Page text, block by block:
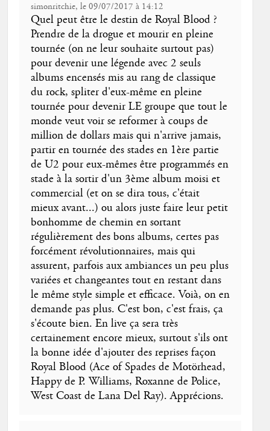
simonritchie, le 09/07/2017 à 14:12
Quel peut être le destin de Royal Blood ?
Prendre de la drogue et mourir en pleine
tournée (on ne leur souhaite surtout pas)
pour devenir une légende avec 2 seuls
albums encensés mis au rang de classique
du rock, spliter d'eux-même en pleine
tournée pour devenir LE groupe que tout le
monde veut voir se reformer à coups de
million de dollars mais qui n'arrive jamais,
partir en tournée des stades en 1ère partie
de U2 pour eux-mêmes être programmés en
stade à la sortir d'un 3ème album moisi et
commercial (et on se dira tous, c'était
mieux avant...) ou alors juste faire leur petit
bonhomme de chemin en sortant
régulièrement des bons albums, certes pas
forcément révolutionnaires, mais qui
assurent, parfois aux ambiances un peu plus
variées et changeantes tout en restant dans
le même style simple et efficace. Voià, on en
demande pas plus. C'est bon, c'est frais, ça
s'écoute bien. En live ça sera très
certainement encore mieux, surtout s'ils ont
la bonne idée d'ajouter des reprises façon
Royal Blood (Ace of Spades de Motörhead,
Happy de P. Williams, Roxanne de Police,
West Coast de Lana Del Ray). Apprécions.